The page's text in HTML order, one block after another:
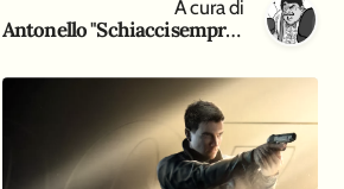
A cura di
Antonello "Schiaccisempre " Gaeta